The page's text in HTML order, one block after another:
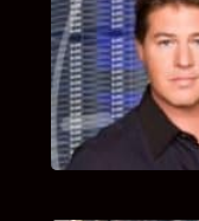
Bekijk hier
van Bricks